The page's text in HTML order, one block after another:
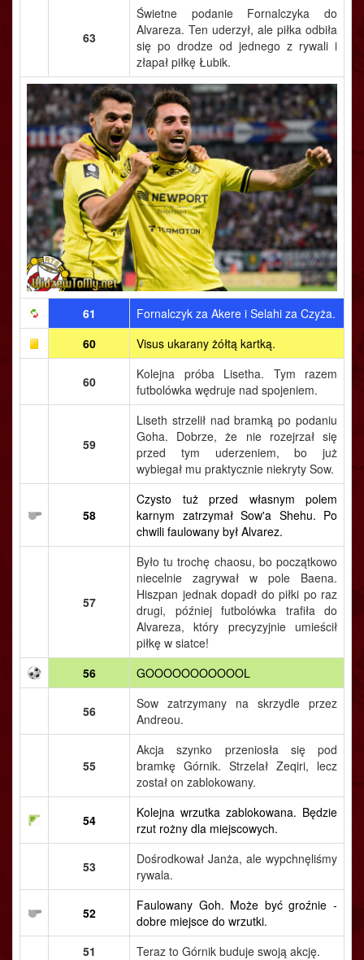
63
Świetne podanie Fornalczyka do
Alvareza. Ten uderzył, ale piłka odbiła
się po drodze od jednego z rywali i
złapał piłkę Łubik.
61
Fornalczyk za Akere i Selahi za Czyża.
60
Visus ukarany żółtą kartką.
60
Kolejna próba Lisetha. Tym razem
futbolówka wędruje nad spojeniem.
59
Liseth strzelił nad bramką po podaniu
Goha. Dobrze, że nie rozejrzał się
przed tym uderzeniem, bo już
wybiegał mu praktycznie niekryty Sow.
58
Czysto tuż przed własnym polem
karnym zatrzymał Sow'a Shehu. Po
chwili faulowany był Alvarez.
57
Było tu trochę chaosu, bo początkowo
niecelnie zagrywał w pole Baena.
Hiszpan jednak dopadł do piłki po raz
drugi, później futbolówka trafiła do
Alvareza, który precyzyjnie umieścił
piłkę w siatce!
56
GOOOOOOOOOOOL
56
Sow zatrzymany na skrzydle przez
Andreou.
55
Akcja szynko przeniosła się pod
bramkę Górnik. Strzelał Zeqiri, lecz
został on zablokowany.
54
Kolejna wrzutka zablokowana. Będzie
rzut rożny dla miejscowych.
53
Dośrodkował Janża, ale wypchnęliśmy
rywala.
52
Faulowany Goh. Może być groźnie -
dobre miejsce do wrzutki.
51
Teraz to Górnik buduje swoją akcję.